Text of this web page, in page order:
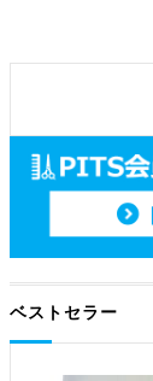
ベストセラー